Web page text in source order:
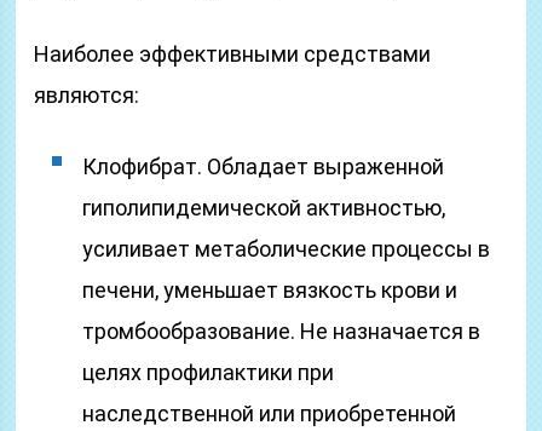
Наиболее эффективными средствами
являются:
Клофибрат. Обладает выраженной
гиполипидемической активностью,
усиливает метаболические процессы в
печени, уменьшает вязкость крови и
тромбообразование. Не назначается в
целях профилактики при
наследственной или приобретенной